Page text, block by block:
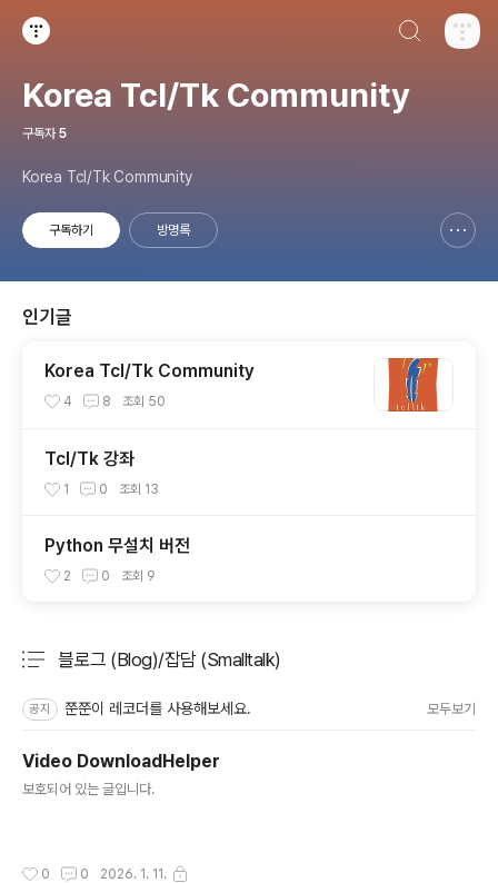
Korea Tcl/Tk Community
구독자 5
Korea Tcl/Tk Community
구독하기 방명록
인기글
Korea Tcl/Tk Community
4 8 조회 50
Tcl/Tk 강좌
1 0 조회 13
Python 무설치 버전
2 0 조회 9
블로그 (Blog)/잡담 (Smalltalk)
공지 쭌쭌이 레코더를 사용해보세요. 모두보기
Video DownloadHelper
보호되어 있는 글입니다.
0 0 2026. 1. 11.